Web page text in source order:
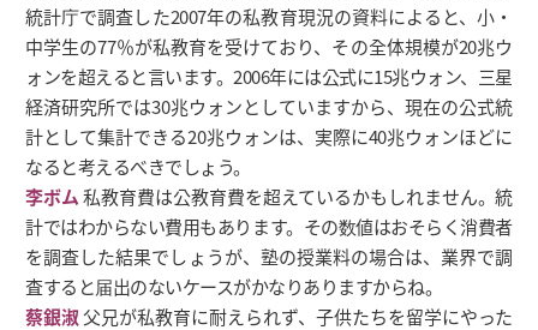
統計庁で調査した2007年の私教育現況の資料によると、小・
中学生の77％が私教育を受けており、その全体規模が20兆ウ
ォンを超えると言います。2006年には公式に15兆ウォン、三星
経済研究所では30兆ウォンとしていますから、現在の公式統
計として集計できる20兆ウォンは、実際に40兆ウォンほどに
なると考えるべきでしょう。
李ボム私教育費は公教育費を超えているかもしれません。統
計ではわからない費用もあります。その数値はおそらく消費者
を調査した結果でしょうが、塾の授業料の場合は、業界で調
査すると届出のないケースがかなりありますからね。
蔡銀淑 父兄が私教育に耐えられず、子供たちを留学にやった